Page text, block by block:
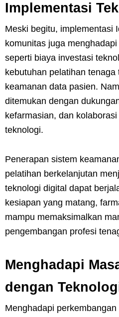
Implementasi
Meski begitu, implementasi
komunitas juga
seperti biaya investasi
kebutuhan pelatihan tenaga
keamanan data pasien.
ditemukan dengan
kefarmasian, dan
teknologi.
Penerapan sistem
pelatihan berkelanjutan
teknologi digital dapat
kesiapan yang matang,
mampu memaksimalkan
pengembangan profesi
Menghadapi
dengan
Menghadapi